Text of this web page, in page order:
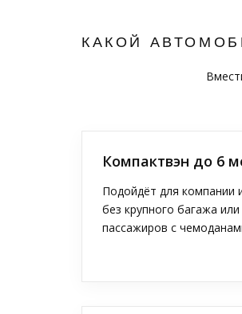
КАКОЙ
Компактвэн до 6
Подойдёт для компании
без крупного багажа
пассажиров с